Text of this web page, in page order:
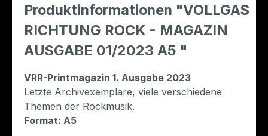
Produktinformationen "VOLLGAS
RICHTUNG ROCK - MAGAZIN
AUSGABE 01/2023 A5 "
VRR-Printmagazin 1. Ausgabe 2023
Letzte Archivexemplare, viele verschiedene
Themen der Rockmusik.
Format: A5